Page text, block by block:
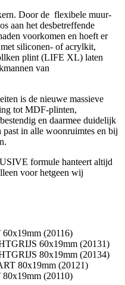
Door de flexibele muur-
aan het desbetreffende
voorkomen en hoeft er
siliconen- of acrylkit,
plint (LIFE XL) laten
van
is de nieuwe massieve
tot MDF-plinten,
en daarmee duidelijk
in alle woonruimtes en bij
formule hanteert altijd
voor hetgeen wij
(20116)
60x19mm (20131)
80x19mm (20134)
80x19mm (20121)
(20110)